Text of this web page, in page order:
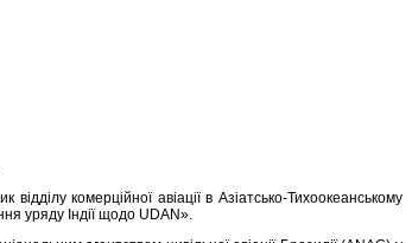
комерційної авіації в Азіатсько-Тихоокеанському
уряду Індії щодо UDAN».